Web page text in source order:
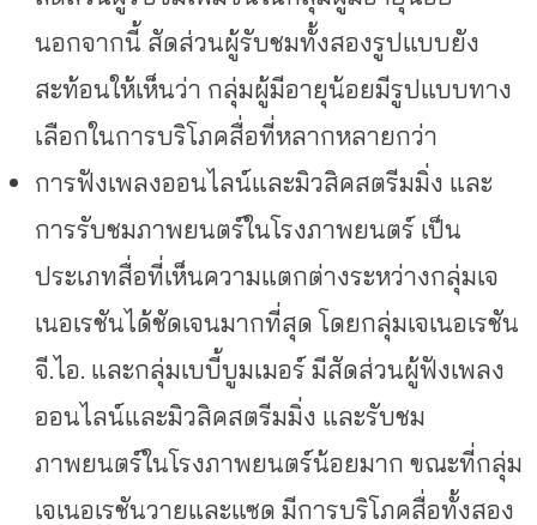
นอกจากนี้ สัดส่วนผู้รับชมทั้งสองรูปแบบยัง
สะท้อนให้เห็นว่า กลุ่มผู้มีอายุน้อยมีรูปแบบทาง
เลือกในการบริโภคสื่อที่หลากหลายกว่า
การฟังเพลงออนไลน์และมิวสิคสตรีมมิ่ง และ
การรับชมภาพยนตร์ในโรงภาพยนตร์ เป็น
ประเภทสื่อที่เห็นความแตกต่างระหว่างกลุ่มเจ
เนอเรชันได้ชัดเจนมากที่สุด โดยกลุ่มเจเนอเรชัน
จี.ไอ. และกลุ่มเบบี้บูมเมอร์ มีสัดส่วนผู้ฟังเพลง
ออนไลน์และมิวสิคสตรีมมิ่ง และรับชม
ภาพยนตร์ในโรงภาพยนตร์น้อยมาก ขณะที่กลุ่ม
เจเนอเรชันวายและแซด มีการบริโภคสื่อทั้งสอง